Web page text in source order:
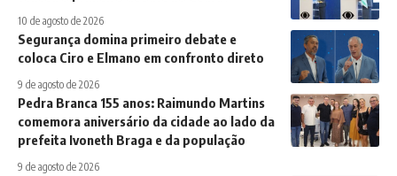
10 de agosto de 2026
Segurança domina primeiro debate e
coloca Ciro e Elmano em confronto direto
9 de agosto de 2026
Pedra Branca 155 anos: Raimundo Martins
comemora aniversário da cidade ao lado da
prefeita Ivoneth Braga e da população
9 de agosto de 2026